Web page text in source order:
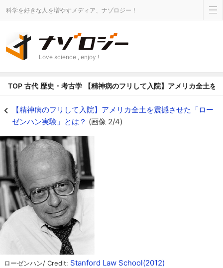
科学を好きな人を増やすメディア、ナゾロジー！
Love science , enjoy !
TOP 古代 歴史・考古学 【精神病のフリして入院】アメリカ全土を
【精神病のフリして入院】アメリカ全土を震撼させた「ロー
ゼンハン実験」とは？ (画像 2/4)
ローゼンハン/ Credit: Stanford Law School(2012)